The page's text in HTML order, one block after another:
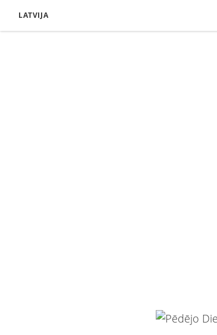
LATVIJA